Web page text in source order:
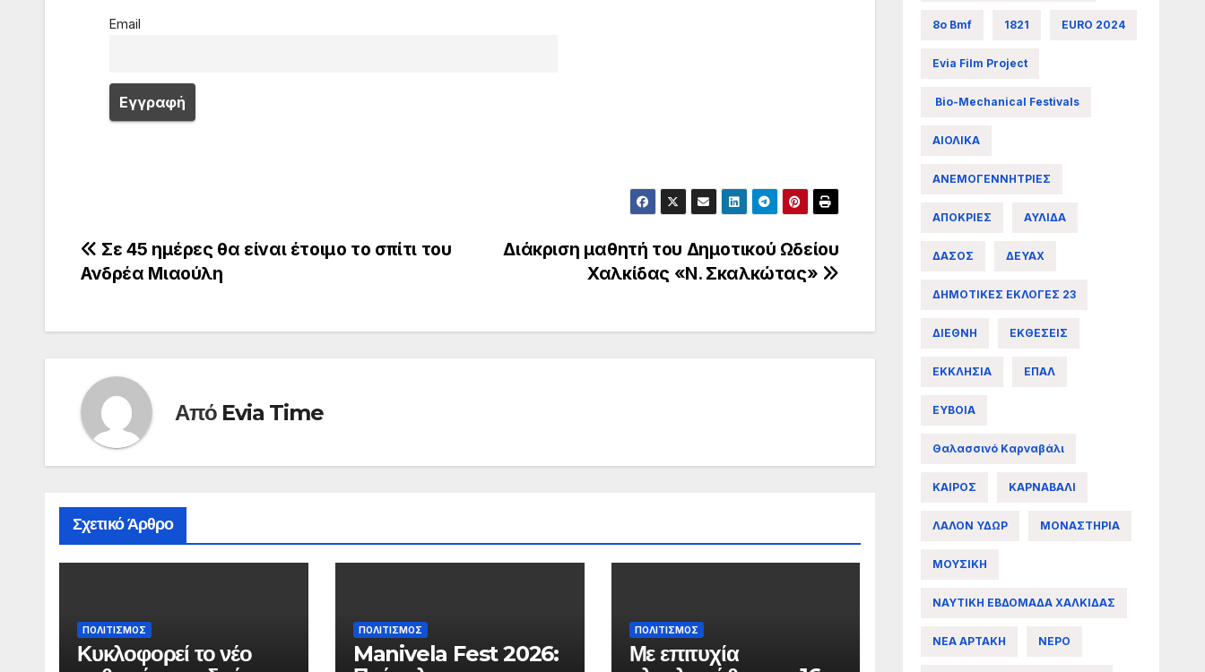
Email
Πλοήγηση
άρθρων
Διάκριση μαθητή του Δημοτικού Ωδείου
Χαλκίδας «Ν. Σκαλκώτας»
Σε 45 ημέρες θα είναι έτοιμο το σπίτι του
Ανδρέα Μιαούλη
Από Evia Time
Σχετικό Άρθρο
ΠΟΛΙΤΙΣΜΟΣ
Κυκλοφορεί το νέο
ΠΟΛΙΤΙΣΜΟΣ
Manivela Fest 2026:
ΠΟΛΙΤΙΣΜΟΣ
Με επιτυχία
8ο Bmf 1821 EURO 2024
Evia Film Project
Bio-Mechanical Festivals
ΑΙΟΛΙΚΑ
ΑΝΕΜΟΓΕΝΝΗΤΡΙΕΣ
ΑΠΟΚΡΙΕΣ ΑΥΛΙΔΑ
ΔΑΣΟΣ ΔΕΥΑΧ
ΔΗΜΟΤΙΚΕΣ ΕΚΛΟΓΕΣ 23
ΔΙΕΘΝΗ ΕΚΘΕΣΕΙΣ
ΕΚΚΛΗΣΙΑ ΕΠΑΛ
ΕΥΒΟΙΑ
Θαλασσινό Καρναβάλι
ΚΑΙΡΟΣ ΚΑΡΝΑΒΑΛΙ
ΛΑΛΟΝ ΥΔΩΡ ΜΟΝΑΣΤΗΡΙΑ
ΜΟΥΣΙΚΗ
ΝΑΥΤΙΚΗ ΕΒΔΟΜΑΔΑ ΧΑΛΚΙΔΑΣ
ΝΕΑ ΑΡΤΑΚΗ ΝΕΡΟ